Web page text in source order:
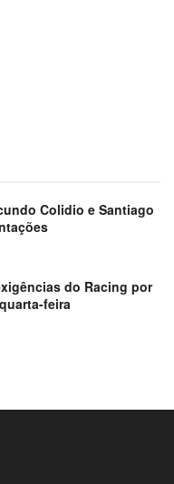
Colidio e Santiago
do Racing por
feira